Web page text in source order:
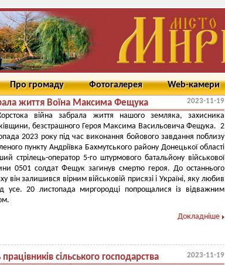
Про громаду Фотогалерея Web-камери
життя Воїна Максима Фещука 2023-11-19
війна забрала життя нашого земляка, захисника
безстрашного Героя Максима Васильовича Фещука. 2
2023 року під час виконання бойового завдання поблизу
пункту Андріївка Бахмутського району Донецької області
стрілець-оператор 5-го штурмового батальйону військової
0501 солдат Фещук загинув смертю героя. До останнього
він залишився вірним військовій присязі і Україні, яку любив
усе. 20 листопада миргородці попрощалися із відважним
Докладніше
сільського господарства 2023-11-19